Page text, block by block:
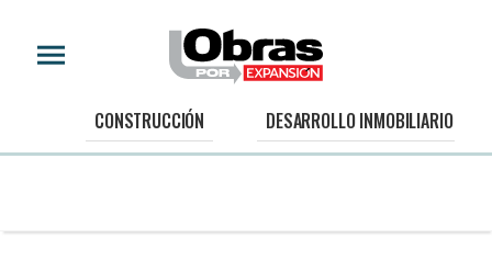
CONSTRUCCIÓN DESARROLLO INMOBILIARIO